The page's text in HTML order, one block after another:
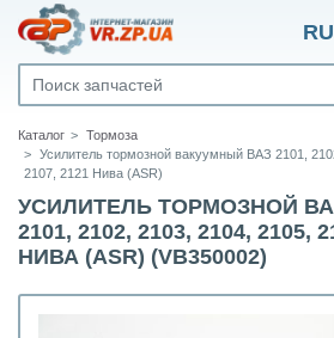
RU
Каталог
Тормоза
Усилитель тормозной вакуумный ВАЗ 2101,
2107, 2121 Нива (ASR)
УСИЛИТЕЛЬ ТОРМОЗНОЙ
2101, 2102, 2103, 2104, 2105,
НИВА (ASR) (VB350002)